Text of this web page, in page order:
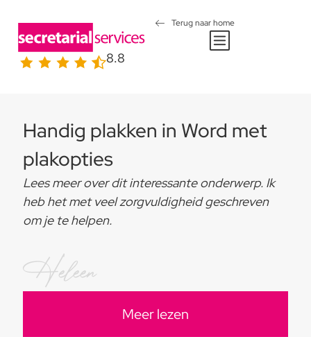
8.8
Terug naar home
Handig plakken in Word met
plakopties
Lees meer over dit interessante onderwerp. Ik
heb het met veel zorgvuldigheid geschreven
om je te helpen.
Meer lezen
Heleen